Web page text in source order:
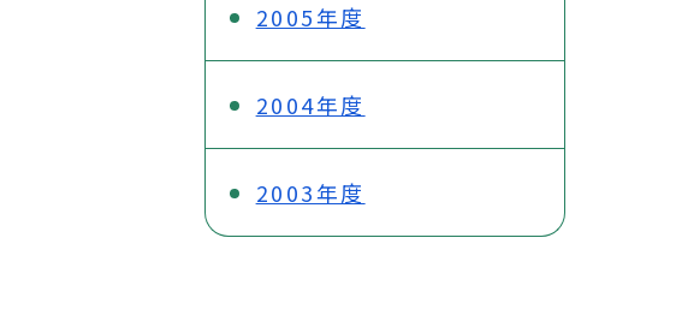
2005年度
2004年度
2003年度